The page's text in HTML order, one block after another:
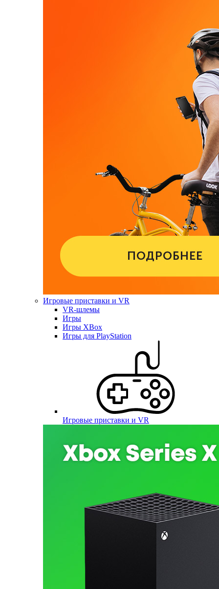
Игровые приставки и VR
VR-шлемы
Игры
Игры XBox
Игры для PlayStation
Игровые приставки и VR